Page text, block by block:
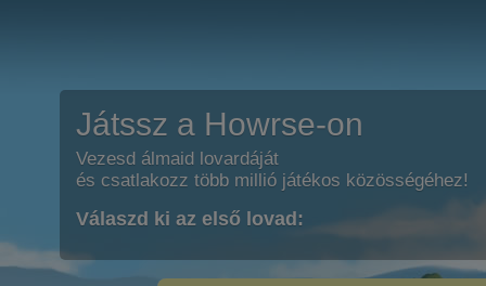
Játssz a Howrse-on
Vezesd álmaid lovardáját
és csatlakozz több millió játékos közösségéhez!
Válaszd ki az első lovad: